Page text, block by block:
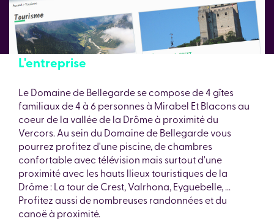
L'entreprise
Le Domaine de Bellegarde se compose de 4 gîtes
familiaux de 4 à 6 personnes à Mirabel Et Blacons au
coeur de la vallée de la Drôme à proximité du
Vercors. Au sein du Domaine de Bellegarde vous
pourrez profitez d'une piscine, de chambres
confortable avec télévision mais surtout d'une
proximité avec les hauts llieux touristiques de la
Drôme : La tour de Crest, Valrhona, Eyguebelle, ...
Profitez aussi de nombreuses randonnées et du
canoë à proximité.